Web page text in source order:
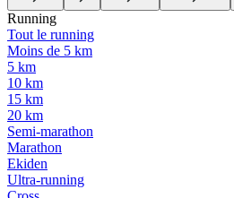
Running
Tout le running
Moins de 5 km
5 km
10 km
15 km
20 km
Semi-marathon
Marathon
Ekiden
Ultra-running